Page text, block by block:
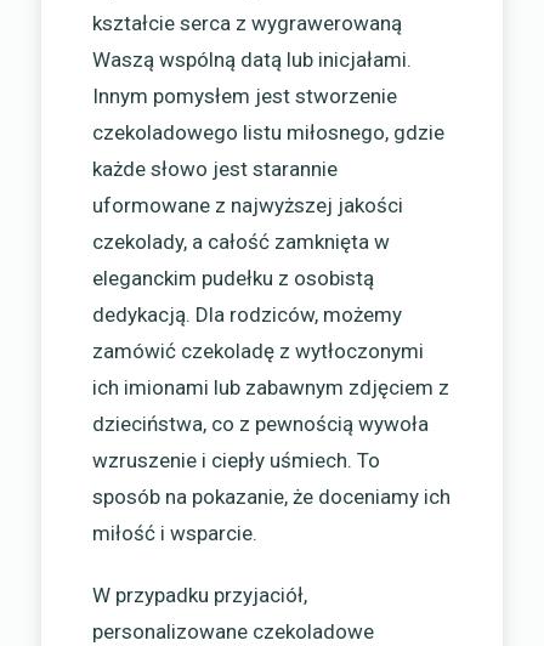
kształcie serca z wygrawerowaną
Waszą wspólną datą lub inicjałami.
Innym pomysłem jest stworzenie
czekoladowego listu miłosnego, gdzie
każde słowo jest starannie
uformowane z najwyższej jakości
czekolady, a całość zamknięta w
eleganckim pudełku z osobistą
dedykacją. Dla rodziców, możemy
zamówić czekoladę z wytłoczonymi
ich imionami lub zabawnym zdjęciem z
dzieciństwa, co z pewnością wywoła
wzruszenie i ciepły uśmiech. To
sposób na pokazanie, że doceniamy ich
miłość i wsparcie.
W przypadku przyjaciół,
personalizowane czekoladowe